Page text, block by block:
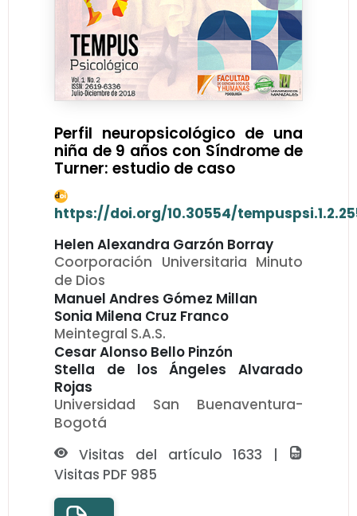
Perfil neuropsicológico de una
niña de 9 años con Síndrome de
Turner: estudio de caso
https://doi.org/10.30554/
Helen Alexandra Garzón Borray
Coorporación Universitaria Minuto
de Dios
Manuel Andres Gómez Millan
Sonia Milena Cruz Franco
Meintegral S.A.S.
Cesar Alonso Bello Pinzón
Stella de los Ángeles Alvarado
Rojas
Universidad San Buenaventura-
Bogotá
Visitas del artículo 1633 |
Visitas PDF 985